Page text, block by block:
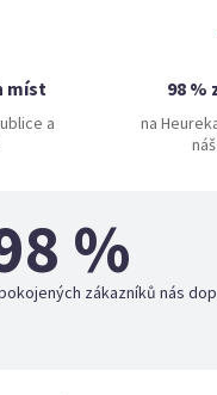
míst
a
98 %
na
%
zákazníků nás